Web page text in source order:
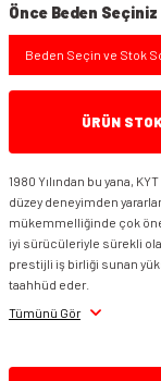
Önce Beden Seçiniz
Beden Seçin ve Stok
ÜRÜN
1980 Yılından bu yana,
düzey deneyimden
mükemmelliğinde çok
iyi sürücüleriyle sürekli
prestijli iş birliği sunan
taahhüd eder.
Tümünü Gör